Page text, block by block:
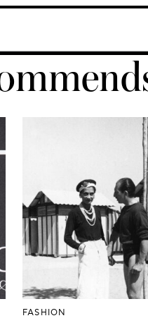
FASHION